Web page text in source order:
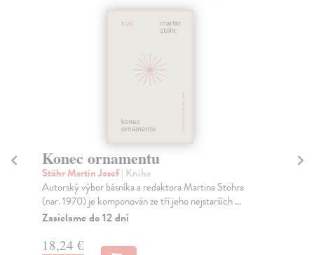
Konec ornamentu
Stöhr Martin Josef| Kniha
Autorský výbor básníka a redaktora Martina Stöhra
(nar. 1970) je komponován ze tří jeho nejstarších ...
Zasielame do 12 dní
18,24 €